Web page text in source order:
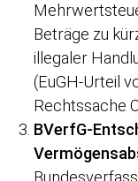
Beträge zu
illegaler
(EuGH-Urteil
Rechtssache
BVerfG-